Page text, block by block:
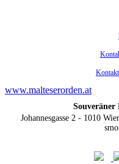
www.malteserorden.at
Souveräner
Johannesgasse 2 - 1010